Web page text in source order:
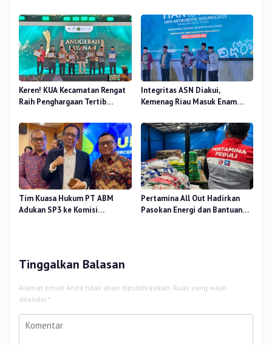
RANA
Keren! KUA Kecamatan Rengat
Raih Penghargaan Tertib
Integritas ASN Diakui,
Kemenag Riau Masuk Enam
Antikorupsi 2025
Tim Kuasa Hukum PT ABM
Adukan SP3 ke Komisi
Pertamina All Out Hadirkan
Pasokan Energi dan Bantuan
Tinggalkan Balasan
Alamat email Anda tidak akan dipublikasikan. Ruas yang wajib
ditandai *